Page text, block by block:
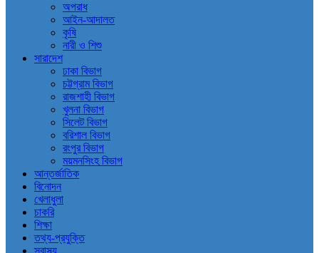
অপরাধ
আইন-আদালত
কৃষি
নারী ও শিশু
সারাদেশ
ঢাকা বিভাগ
চট্টগ্রাম বিভাগ
রাজশাহী বিভাগ
খুলনা বিভাগ
সিলেট বিভাগ
বরিশাল বিভাগ
রংপুর বিভাগ
ময়মনসিংহ বিভাগ
আন্তর্জাতিক
বিনোদন
খেলাধুলা
চাকরি
শিক্ষা
তথ্য-প্রযুক্তি
স্বাস্থ্য